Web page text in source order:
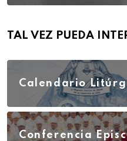
TAL VEZ PUEDA
Calendario
Conferencia